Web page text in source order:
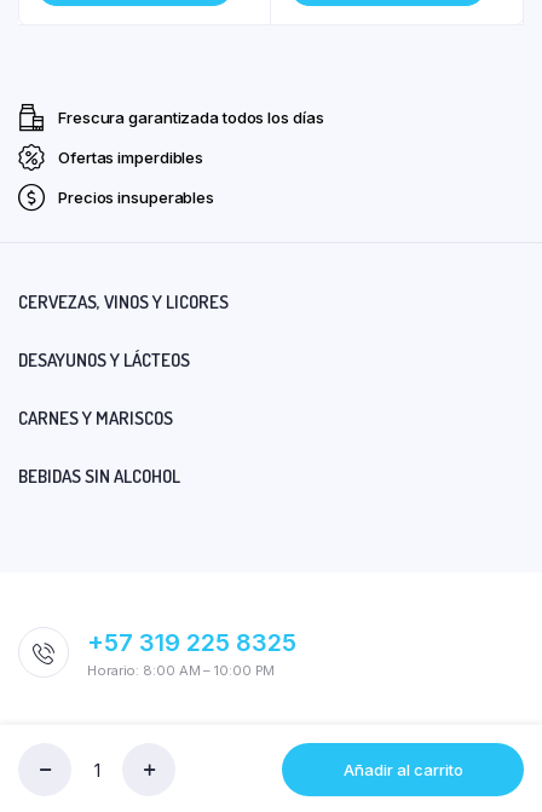
Añadir al carrito
Frescura garantizada todos los días
Ofertas imperdibles
Precios insuperables
CERVEZAS, VINOS Y LICORES
DESAYUNOS Y LÁCTEOS
CARNES Y MARISCOS
BEBIDAS SIN ALCOHOL
+57 319 225 8325
Horario: 8:00 AM – 10:00 PM